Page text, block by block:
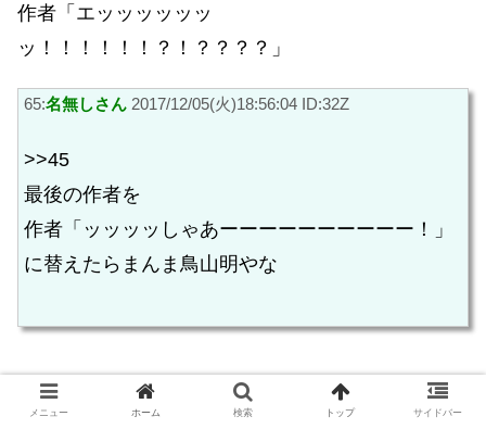
作者「エッッッッッッ
ッ！！！！！！？！？？？？」
65:名無しさん 2017/12/05(火)18:56:04 ID:32Z
>>45
最後の作者を
作者「ッッッッしゃあーーーーーーーーーー！」
に替えたらまんま鳥山明やな
名無しさん 2017/12/05(火)18:46:34 ID:K2M
メニュー ホーム 検索 トップ サイドバー